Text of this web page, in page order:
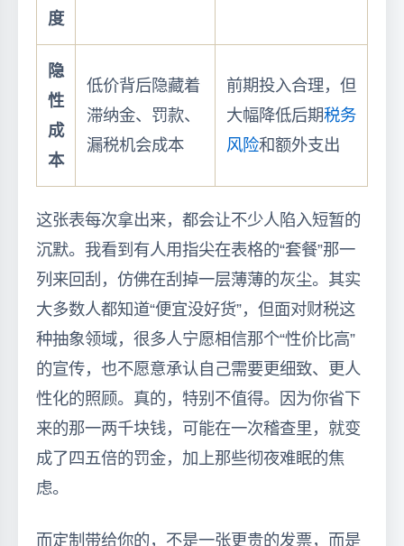
度
隐
性
成
本
低价背后隐藏着
滞纳金、罚款、
漏税机会成本
前期投入合理，但
大幅降低后期税务
风险和额外支出
这张表每次拿出来，都会让不少人陷入短暂的
沉默。我看到有人用指尖在表格的“套餐”那一
列来回刮，仿佛在刮掉一层薄薄的灰尘。其实
大多数人都知道“便宜没好货”，但面对财税这
种抽象领域，很多人宁愿相信那个“性价比高”
的宣传，也不愿意承认自己需要更细致、更人
性化的照顾。真的，特别不值得。因为你省下
来的那一两千块钱，可能在一次稽查里，就变
成了四五倍的罚金，加上那些彻夜难眠的焦
虑。
而定制带给你的，不是一张更贵的发票，而是